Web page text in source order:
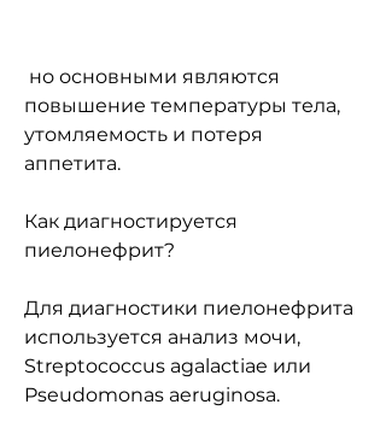
повышение температуры тела,
утомляемость и потеря
аппетита.
Как диагностируется
пиелонефрит?
Для диагностики пиелонефрита
используется анализ мочи,
Streptococcus agalactiae или
Pseudomonas aeruginosa.